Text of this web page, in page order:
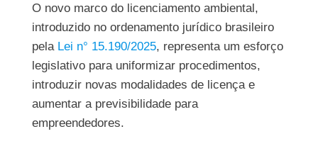
O novo marco do licenciamento ambiental,
introduzido no ordenamento jurídico brasileiro
pela Lei n° 15.190/2025, representa um esforço
legislativo para uniformizar procedimentos,
introduzir novas modalidades de licença e
aumentar a previsibilidade para
empreendedores.